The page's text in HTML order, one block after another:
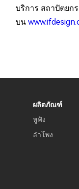
บริการ สถาปัตยก
บน
ผลิตภัณฑ์
หูฟัง
ลำโพง